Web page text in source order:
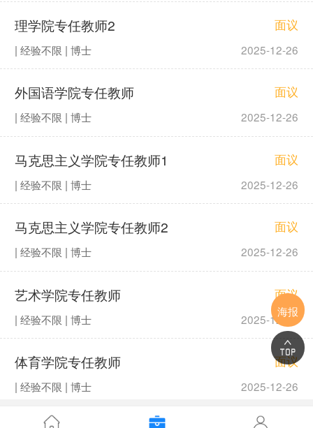
理学院专任教师2 面议
| 经验不限 | 博士 2025-12-26
外国语学院专任教师 面议
| 经验不限 | 博士 2025-12-26
马克思主义学院专任教师1 面议
| 经验不限 | 博士 2025-12-26
马克思主义学院专任教师2 面议
| 经验不限 | 博士 2025-12-26
艺术学院专任教师 面议
| 经验不限 | 博士 2025-12-26
体育学院专任教师 面议
| 经验不限 | 博士 2025-12-26
海报